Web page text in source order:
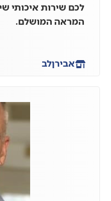
לכם שירות איכותי
המראה המושלם.
אבירןלב